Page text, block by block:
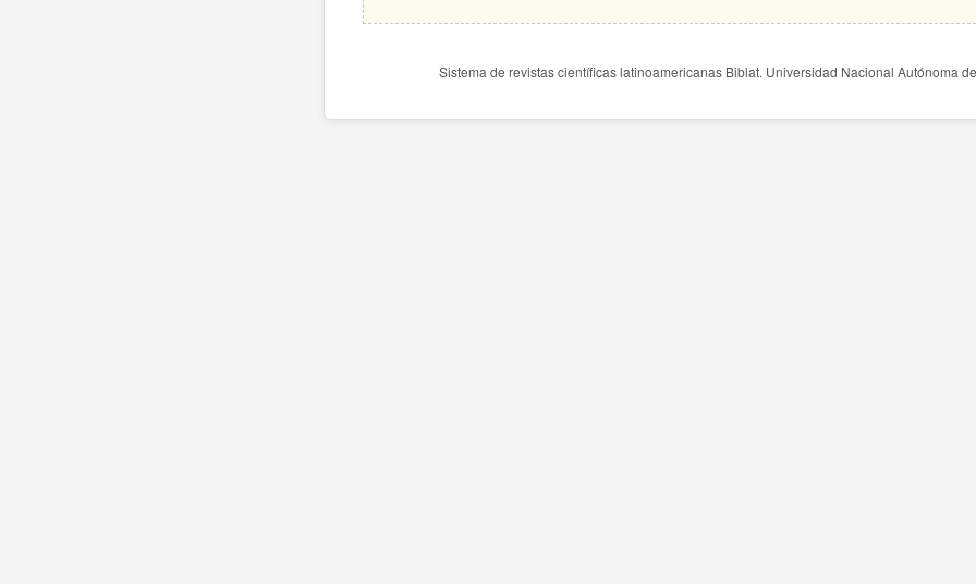
Sistema de revistas científicas latinoamericanas Biblat. Universidad Nacional Autónoma